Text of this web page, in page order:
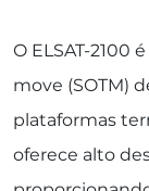
O ELSAT-
move (SOTM)
plataformas
oferece alto